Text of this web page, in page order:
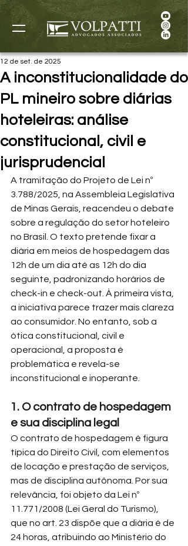
A inconstitucionalidade do
PL mineiro sobre diárias
hoteleiras: análise
constitucional, civil e
jurisprudencial
12 de set. de 2025
A tramitação do Projeto de Lei nº
3.788/2025, na Assembleia Legislativa
de Minas Gerais, reacendeu o debate
sobre a regulação do setor hoteleiro
no Brasil. O texto pretende fixar a
diária em meios de hospedagem das
12h de um dia até as 12h do dia
seguinte, padronizando horários de
check-in e check-out. À primeira vista,
a iniciativa parece trazer mais clareza
ao consumidor. No entanto, sob a
ótica constitucional, civil e
operacional, a proposta é
problemática e revela-se
inconstitucional e inoperante.
1. O contrato de hospedagem
e sua disciplina legal
O contrato de hospedagem é figura
típica do Direito Civil, com elementos
de locação e prestação de serviços,
mas de disciplina autônoma. Por sua
relevância, foi objeto da Lei nº
11.771/2008 (Lei Geral do Turismo),
que no art. 23 dispõe que a diária é de
24 horas, atribuindo ao Ministério do